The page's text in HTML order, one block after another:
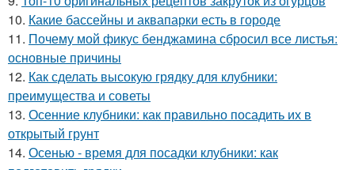
10. Какие бассейны и аквапарки есть в городе
11. Почему мой фикус бенджамина сбросил все листья:
основные причины
12. Как сделать высокую грядку для клубники:
преимущества и советы
13. Осенние клубники: как правильно посадить их в
открытый грунт
14. Осенью - время для посадки клубники: как